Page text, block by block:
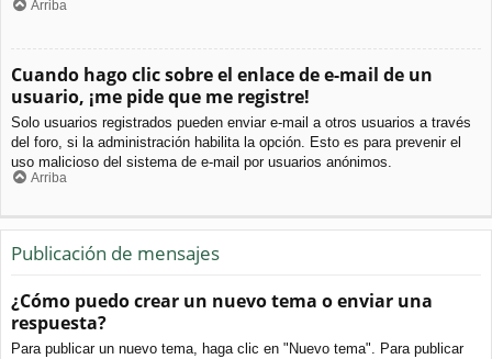
Arriba
Cuando hago clic sobre el enlace de e-mail de un
usuario, ¡me pide que me registre!
Solo usuarios registrados pueden enviar e-mail a otros usuarios a través
del foro, si la administración habilita la opción. Esto es para prevenir el
uso malicioso del sistema de e-mail por usuarios anónimos.
Arriba
Publicación de mensajes
¿Cómo puedo crear un nuevo tema o enviar una
respuesta?
Para publicar un nuevo tema, haga clic en "Nuevo tema". Para publicar